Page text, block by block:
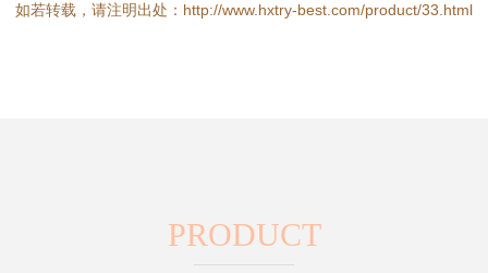
如若转载，请注明出处：http://www.hxtry-best.com/product/33.html
PRODUCT